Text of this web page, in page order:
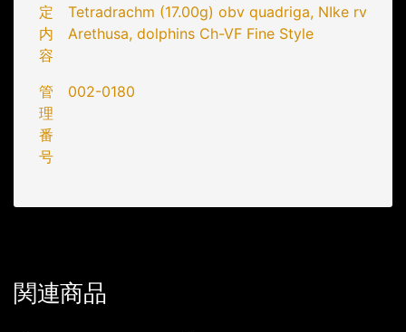
定
内
容
Tetradrachm (17.00g) obv quadriga, NIke rv
Arethusa, dolphins Ch-VF Fine Style
管
理
番
号
002-0180
関連商品